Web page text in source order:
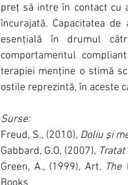
preț să intre în contact cu
încurajată. Capacitatea
esențială în drumul
comportamentul
terapiei menține o stimă
ostile reprezintă, în aceste
Surse:
Freud, S., (2010), Doliu şi
Gabbard, G.O, (2007),
Green, A., (1999), Art. The